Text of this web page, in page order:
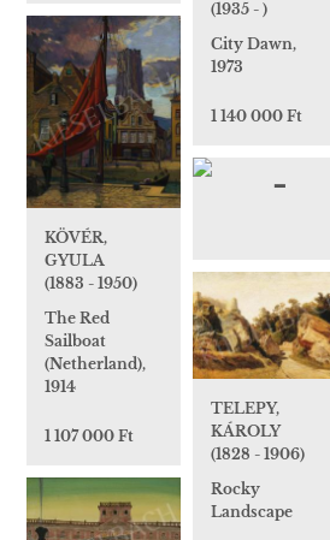
(1935 - )
City Dawn,
1973
1 140 000 Ft
KÖVÉR,
GYULA
(1883 - 1950)
The Red
Sailboat
(Netherland),
1914
1 107 000 Ft
TELEPY,
KÁROLY
(1828 - 1906)
Rocky
Landscape